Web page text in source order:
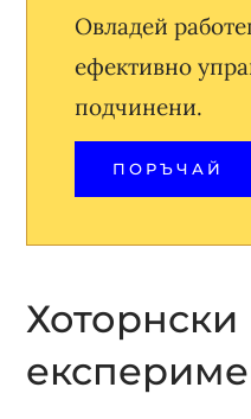
Овладей
ефективно
подчинени.
ПОРЪЧАЙ
Хоторнски